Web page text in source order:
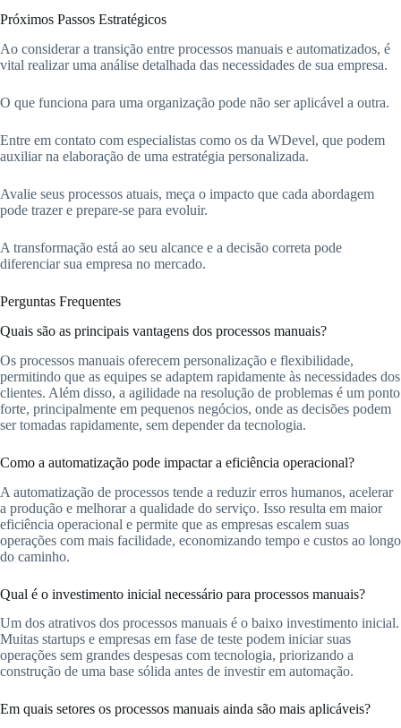
Próximos Passos Estratégicos
Ao considerar a transição entre processos manuais e automatizados, é
vital realizar uma análise detalhada das necessidades de sua empresa.
O que funciona para uma organização pode não ser aplicável a outra.
Entre em contato com especialistas como os da WDevel, que podem
auxiliar na elaboração de uma estratégia personalizada.
Avalie seus processos atuais, meça o impacto que cada abordagem
pode trazer e prepare-se para evoluir.
A transformação está ao seu alcance e a decisão correta pode
diferenciar sua empresa no mercado.
Perguntas Frequentes
Quais são as principais vantagens dos processos manuais?
Os processos manuais oferecem personalização e flexibilidade,
permitindo que as equipes se adaptem rapidamente às necessidades dos
clientes. Além disso, a agilidade na resolução de problemas é um ponto
forte, principalmente em pequenos negócios, onde as decisões podem
ser tomadas rapidamente, sem depender da tecnologia.
Como a automatização pode impactar a eficiência operacional?
A automatização de processos tende a reduzir erros humanos, acelerar
a produção e melhorar a qualidade do serviço. Isso resulta em maior
eficiência operacional e permite que as empresas escalem suas
operações com mais facilidade, economizando tempo e custos ao longo
do caminho.
Qual é o investimento inicial necessário para processos manuais?
Um dos atrativos dos processos manuais é o baixo investimento inicial.
Muitas startups e empresas em fase de teste podem iniciar suas
operações sem grandes despesas com tecnologia, priorizando a
construção de uma base sólida antes de investir em automação.
Em quais setores os processos manuais ainda são mais aplicáveis?